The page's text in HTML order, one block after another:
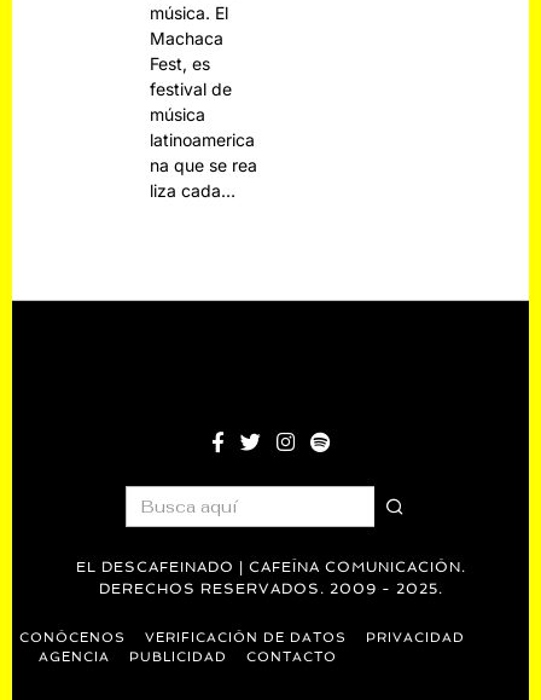
música. El
Machaca
Fest, es
festival de
música
latinoamerica
na que se rea
liza cada…
EL DESCAFEINADO | CAFEÍNA COMUNICACIÓN.
DERECHOS RESERVADOS. 2009 - 2025.
CONÓCENOS VERIFICACIÓN DE DATOS
PRIVACIDAD
AGENCIA
PUBLICIDAD CONTACTO